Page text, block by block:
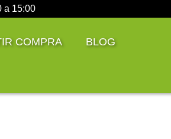
a 15:00
COMPRA BLOG